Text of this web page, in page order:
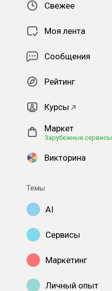
Свежее
Моя лента
Сообщения
Рейтинг
Курсы
Маркет
Зарубежные сервисы
Викторина
Темы
AI
Сервисы
Маркетинг
Личный опыт